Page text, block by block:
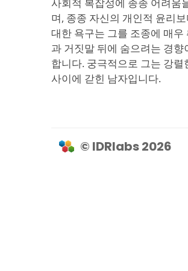
사회적 복잡성에 종종 어려움
며, 종종 자신의 개인적 윤리
대한 욕구는 그를 조종에 매
과 거짓말 뒤에 숨으려는 경
합니다. 궁극적으로 그는 강
사이에 갇힌 남자입니다.
© IDRlabs 2026